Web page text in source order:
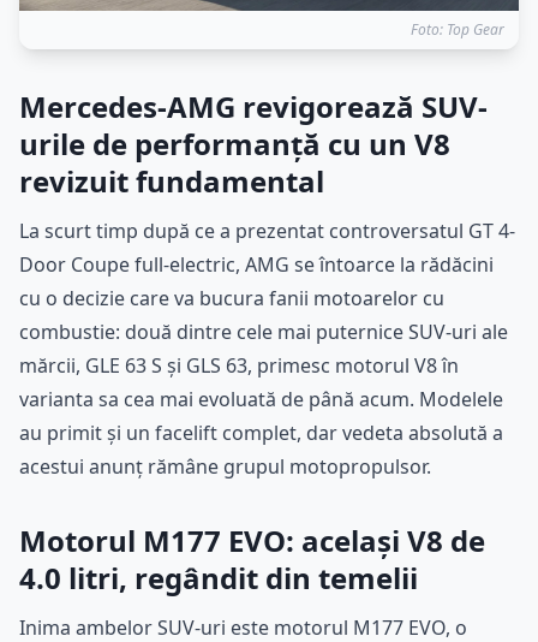
Foto: Top Gear
Mercedes-AMG revigorează SUV-
urile de performanță cu un V8
revizuit fundamental
La scurt timp după ce a prezentat controversatul GT 4-
Door Coupe full-electric, AMG se întoarce la rădăcini
cu o decizie care va bucura fanii motoarelor cu
combustie: două dintre cele mai puternice SUV-uri ale
mărcii, GLE 63 S și GLS 63, primesc motorul V8 în
varianta sa cea mai evoluată de până acum. Modelele
au primit și un facelift complet, dar vedeta absolută a
acestui anunț rămâne grupul motopropulsor.
Motorul M177 EVO: același V8 de
4.0 litri, regândit din temelii
Inima ambelor SUV-uri este motorul M177 EVO, o